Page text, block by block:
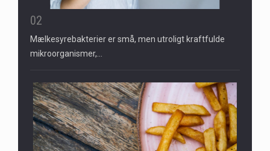
02
Mælkesyrebakterier er små, men utroligt kraftfulde
mikroorganismer,…